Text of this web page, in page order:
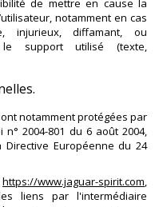
de mettre en cause la
notamment en cas
injurieux, diffamant, ou
support utilisé (texte,
notamment protégées par
2004-801 du 6 août 2004,
Européenne du 24
https://www.jaguar-spirit.com,
liens par l'intermédiaire